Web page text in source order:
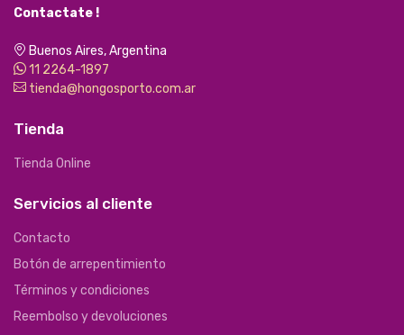
Contactate !
Buenos Aires, Argentina
11 2264-1897
tienda@hongosporto.com.ar
Tienda
Tienda Online
Servicios al cliente
Contacto
Botón de arrepentimiento
Términos y condiciones
Reembolso y devoluciones